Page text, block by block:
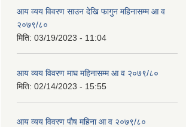
आय व्यय विवरण साउन देखि फागुन महिनासम्म आ व
२०७९/८०
मिति: 03/19/2023 - 11:04
आय व्यय विवरण माघ महिनासम्म आ व २०७९/८०
मिति: 02/14/2023 - 15:55
आय व्यय विवरण पौष महिना आ व २०७९/८०